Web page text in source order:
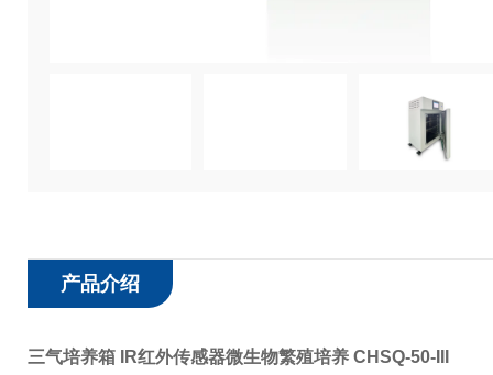
产品介绍
三气培养箱 IR红外传感器微生物繁殖培养 CHSQ-50-III